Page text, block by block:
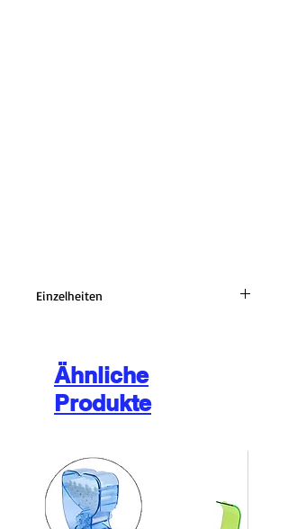
Einzelheiten
4x Tipps
1x englisches Handbuch
Setzen Sie das Gerät in die Ladestation,
wenn sich das Gerät im Ladeschacht
befindet, leuchtet die Leuchtanzeige
am Griff auf.
Ähnliche
Produkte